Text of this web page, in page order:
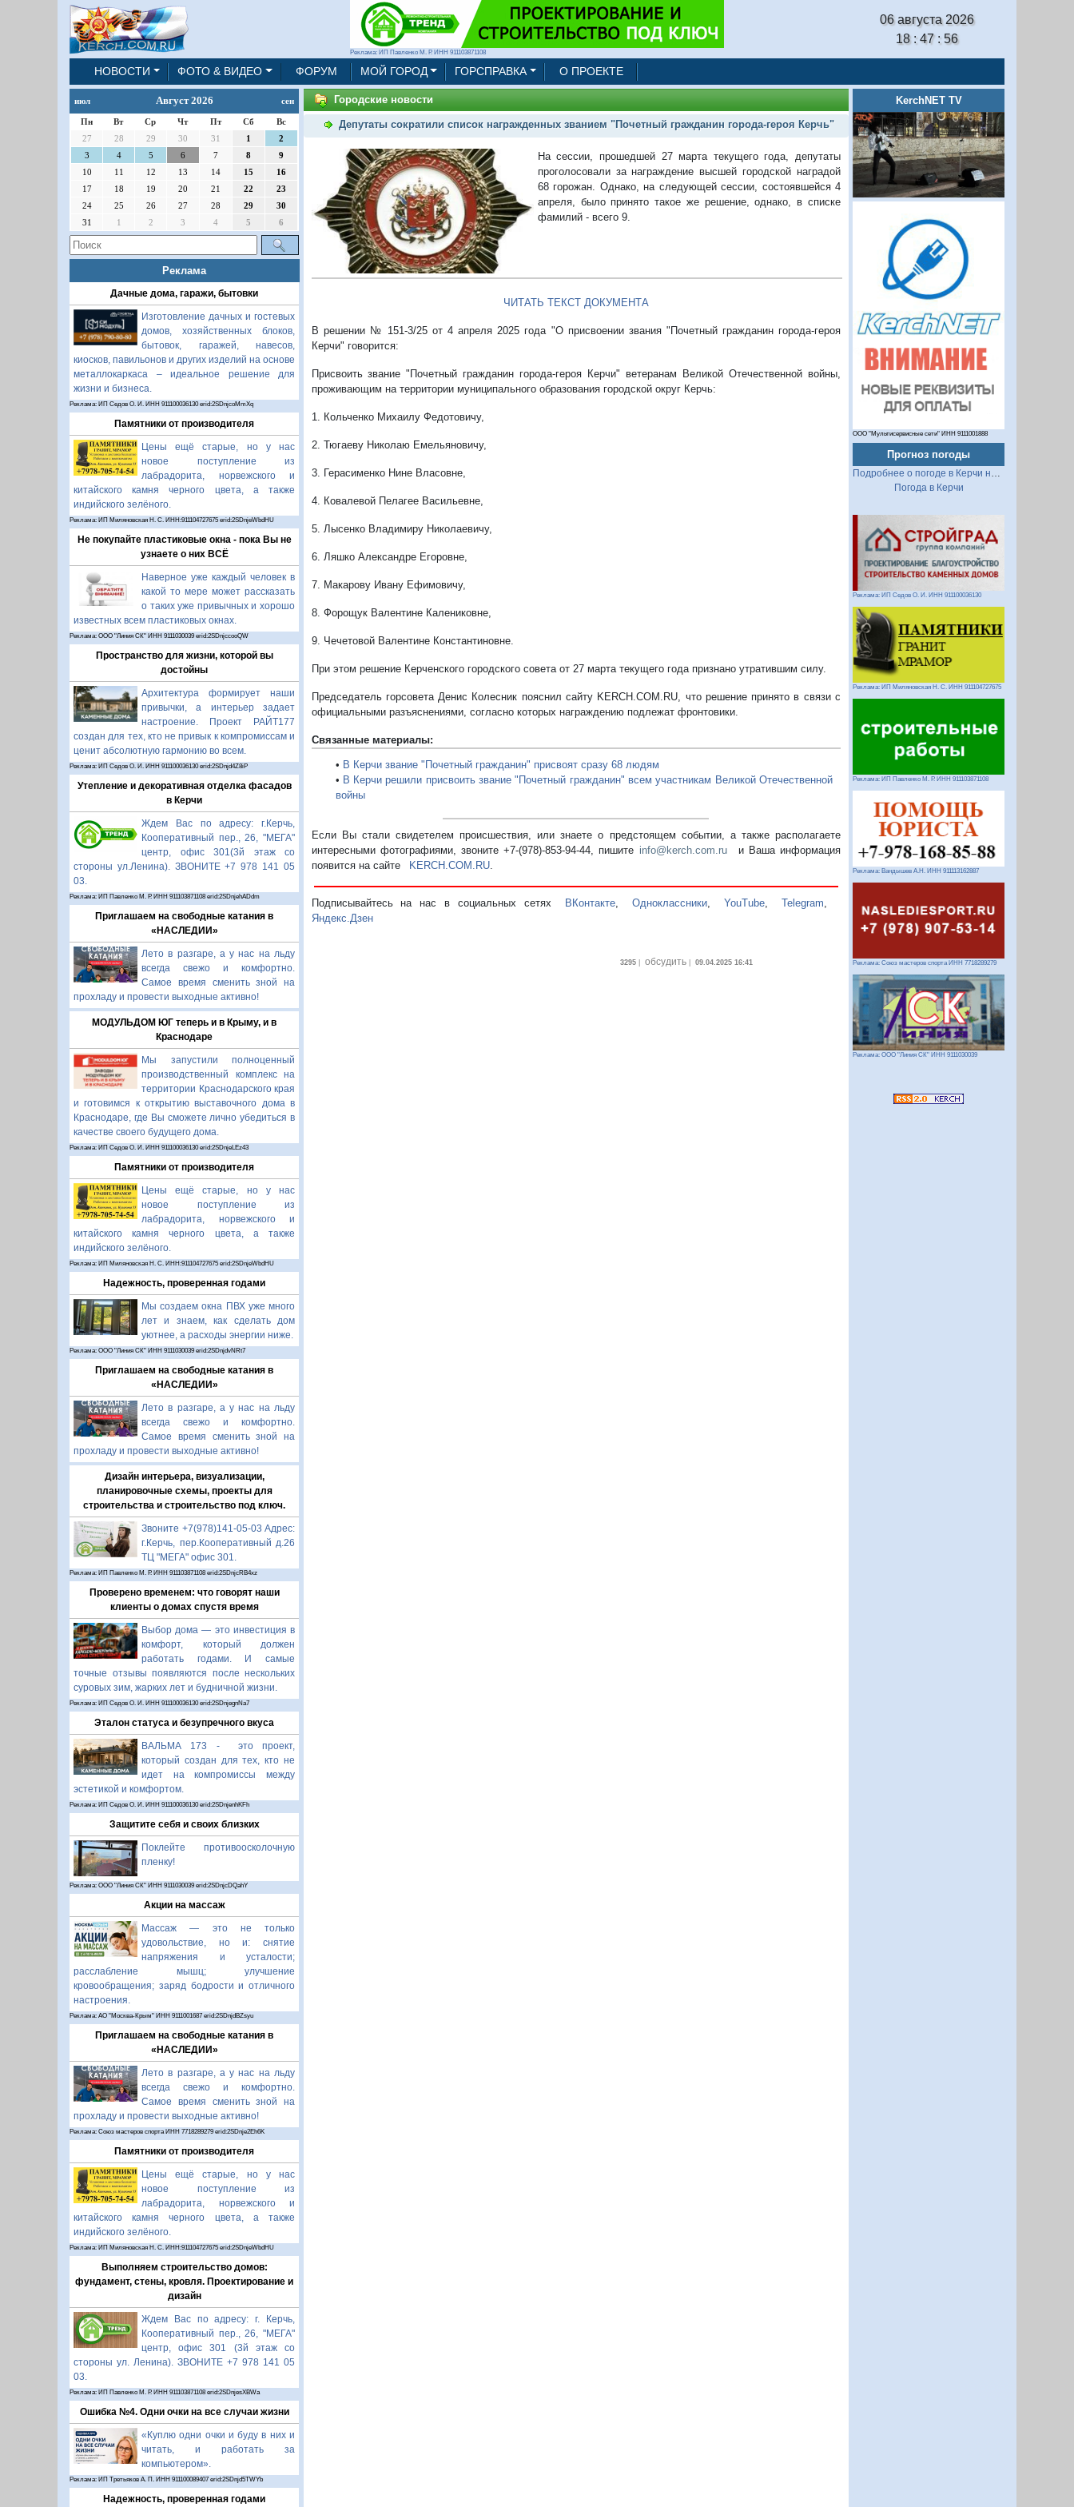
Реклама: ИП Павленко М. Р. ИНН 911103871108
06 августа 2026
18 : 47 : 57
НОВОСТИ ФОТО & ВИДЕО ФОРУМ МОЙ ГОРОД ГОРСПРАВКА О ПРОЕКТЕ
июл Август 2026 сен
Пн Вт Ср Чт Пт Сб
Вс
27
28 29 30 31 1
2
3
4 5 6 7 8
9
10
11 12 13 14 15
16
17
18 19 20 21 22
23
24
25 26 27 28 29
30
31
1 2 3 4 5 6
Реклама
Дачные дома, гаражи, бытовки
Изготовление дачных и гостевых
домов, хозяйственных блоков,
бытовок, гаражей, навесов,
киосков, павильонов и других изделий на основе
металлокаркаса – идеальное решение для
жизни и бизнеса.
Реклама: ИП Седов О. И. ИНН 911100036130 erid:2SDnjcoMmXq
Памятники от производителя
Цены ещё старые, но у нас
новое поступление из
лабрадорита, норвежского и
китайского камня черного цвета, а также
индийского зелёного.
Реклама: ИП Миляновская Н. С. ИНН:911104727675 erid:2SDnjeWbdHU
Не покупайте пластиковые окна - пока Вы не
узнаете о них ВСЁ
Наверное уже каждый человек в
какой то мере может рассказать
о таких уже привычных и хорошо
известных всем пластиковых окнах.
Реклама: ООО "Линия СК" ИНН 9111030039 erid:2SDnjccooQW
Пространство для жизни, которой вы
достойны
Архитектура формирует наши
привычки, а интерьер задает
настроение. Проект РАЙТ177
создан для тех, кто не привык к компромиссам и
ценит абсолютную гармонию во всем.
Реклама: ИП Седов О. И. ИНН 911100036130 erid:2SDnjd4Z8iP
Утепление и декоративная отделка фасадов
в Керчи
Ждем Вас по адресу: г.Керчь,
Кооперативный пер., 26, "МЕГА"
центр, офис 301(3й этаж со
стороны ул.Ленина). ЗВОНИТЕ +7 978 141 05
03.
Реклама: ИП Павленко М. Р. ИНН 911103871108 erid:2SDnjehADdm
Приглашаем на свободные катания в
«НАСЛЕДИИ»
Лето в разгаре, а у нас на льду
всегда свежо и комфортно.
Самое время сменить зной на
прохладу и провести выходные активно!
МОДУЛЬДОМ ЮГ теперь и в Крыму, и в
Краснодаре
Мы запустили полноценный
производственный комплекс на
территории Краснодарского края
и готовимся к открытию выставочного дома в
Краснодаре, где Вы сможете лично убедиться в
качестве своего будущего дома.
Реклама: ИП Седов О. И. ИНН 911100036130 erid:2SDnjeLEz43
Памятники от производителя
Цены ещё старые, но у нас
новое поступление из
лабрадорита, норвежского и
китайского камня черного цвета, а также
индийского зелёного.
Реклама: ИП Миляновская Н. С. ИНН:911104727675 erid:2SDnjeWbdHU
Надежность, проверенная годами
Мы создаем окна ПВХ уже много
лет и знаем, как сделать дом
уютнее, а расходы энергии ниже.
Реклама: ООО "Линия СК" ИНН 9111030039 erid:2SDnjdvNRt7
Приглашаем на свободные катания в
«НАСЛЕДИИ»
Лето в разгаре, а у нас на льду
всегда свежо и комфортно.
Самое время сменить зной на
прохладу и провести выходные активно!
Дизайн интерьера, визуализации,
планировочные схемы, проекты для
строительства и строительство под ключ.
Звоните +7(978)141-05-03 Адрес:
г.Керчь, пер.Кооперативный д.26
ТЦ "МЕГА" офис 301.
Реклама: ИП Павленко М. Р. ИНН 911103871108 erid:2SDnjcRB4xz
Проверено временем: что говорят наши
клиенты о домах спустя время
Выбор дома — это инвестиция в
комфорт, который должен
работать годами. И самые
точные отзывы появляются после нескольких
суровых зим, жарких лет и будничной жизни.
Реклама: ИП Седов О. И. ИНН 911100036130 erid:2SDnjegnNa7
Эталон статуса и безупречного вкуса
ВАЛЬМА 173 - это проект,
который создан для тех, кто не
идет на компромиссы между
эстетикой и комфортом.
Реклама: ИП Седов О. И. ИНН 911100036130 erid:2SDnjenhKFh
Защитите себя и своих близких
Поклейте противоосколочную
пленку!
Реклама: ООО "Линия СК" ИНН 9111030039 erid:2SDnjcDQahY
Акции на массаж
Массаж — это не только
удовольствие, но и: снятие
напряжения и усталости;
расслабление мышц; улучшение
кровообращения; заряд бодрости и отличного
настроения.
Реклама: АО "Москва-Крым" ИНН 9111001687 erid:2SDnjdBZsyu
Приглашаем на свободные катания в
«НАСЛЕДИИ»
Лето в разгаре, а у нас на льду
всегда свежо и комфортно.
Самое время сменить зной на
прохладу и провести выходные активно!
Реклама: Союз мастеров спорта ИНН 7718289279 erid:2SDnje2Eh6K
Памятники от производителя
Цены ещё старые, но у нас
новое поступление из
лабрадорита, норвежского и
китайского камня черного цвета, а также
индийского зелёного.
Реклама: ИП Миляновская Н. С. ИНН:911104727675 erid:2SDnjeWbdHU
Выполняем строительство домов:
фундамент, стены, кровля. Проектирование и
дизайн
Ждем Вас по адресу: г. Керчь,
Кооперативный пер., 26, "МЕГА"
центр, офис 301 (3й этаж со
стороны ул. Ленина). ЗВОНИТЕ +7 978 141 05
03.
Реклама: ИП Павленко М. Р. ИНН 911103871108 erid:2SDnjesXBWa
Ошибка №4. Одни очки на все случаи жизни
«Куплю одни очки и буду в них и
читать, и работать за
компьютером».
Реклама: ИП Третьяков А. П. ИНН 911100089407 erid:2SDnjd5TWYb
Надежность, проверенная годами
Городские новости
Депутаты сократили список награжденных званием "Почетный гражданин города-героя Керчь"
На сессии, прошедшей 27 марта текущего года, депутаты
проголосовали за награждение высшей городской наградой
68 горожан. Однако, на следующей сессии, состоявшейся 4
апреля, было принято такое же решение, однако, в списке
фамилий - всего 9.
ЧИТАТЬ ТЕКСТ ДОКУМЕНТА
В решении № 151-3/25 от 4 апреля 2025 года "О присвоении звания "Почетный гражданин города-героя
Керчи" говорится:
Присвоить звание "Почетный гражданин города-героя Керчи" ветеранам Великой Отечественной войны,
проживающим на территории муниципального образования городской округ Керчь:
1. Кольченко Михаилу Федотовичу,
2. Тюгаеву Николаю Емельяновичу,
3. Герасименко Нине Власовне,
4. Ковалевой Пелагее Васильевне,
5. Лысенко Владимиру Николаевичу,
6. Ляшко Александре Егоровне,
7. Макарову Ивану Ефимовичу,
8. Форощук Валентине Калениковне,
9. Чечетовой Валентине Константиновне.
При этом решение Керченского городского совета от 27 марта текущего года признано утратившим силу.
Председатель горсовета Денис Колесник пояснил сайту KERCH.COM.RU, что решение принято в связи с
официальными разъяснениями, согласно которых награждению подлежат фронтовики.
Связанные материалы:
• В Керчи звание "Почетный гражданин" присвоят сразу 68 людям
• В Керчи решили присвоить звание "Почетный гражданин" всем участникам Великой Отечественной
войны
Если Вы стали свидетелем происшествия, или знаете о предстоящем событии, а также располагаете
интересными фотографиями, звоните +7-(978)-853-94-44, пишите info@kerch.com.ru и Ваша информация
появится на сайте
KERCH.COM.RU.
Подписывайтесь на нас в социальных сетях ВКонтакте, Одноклассники,YouTube,Telegram,
Яндекс.Дзен
3295| обсудить| 09.04.2025 16:41
KerchNET TV
ООО "Мультисервисные сети" ИНН 9111001888
Прогноз погоды
Подробнее о погоде в Керчи на 2 недели
Погода в Керчи
Реклама: ИП Седов О. И. ИНН 911100036130
Реклама: ИП Миляновская Н. С. ИНН 911104727675
Реклама: ИП Павленко М. Р. ИНН 911103871108
Реклама: Вандышев А.Н. ИНН 911113162887
Реклама: Союз мастеров спорта ИНН 7718289279
Реклама: ООО "Линия СК" ИНН 9111030039